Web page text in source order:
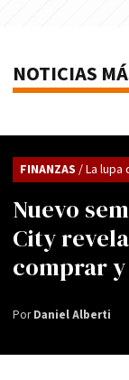
NOTICIAS
Nuevo
City
comprar
FINANZAS / La lupa
PorDaniel Alberti